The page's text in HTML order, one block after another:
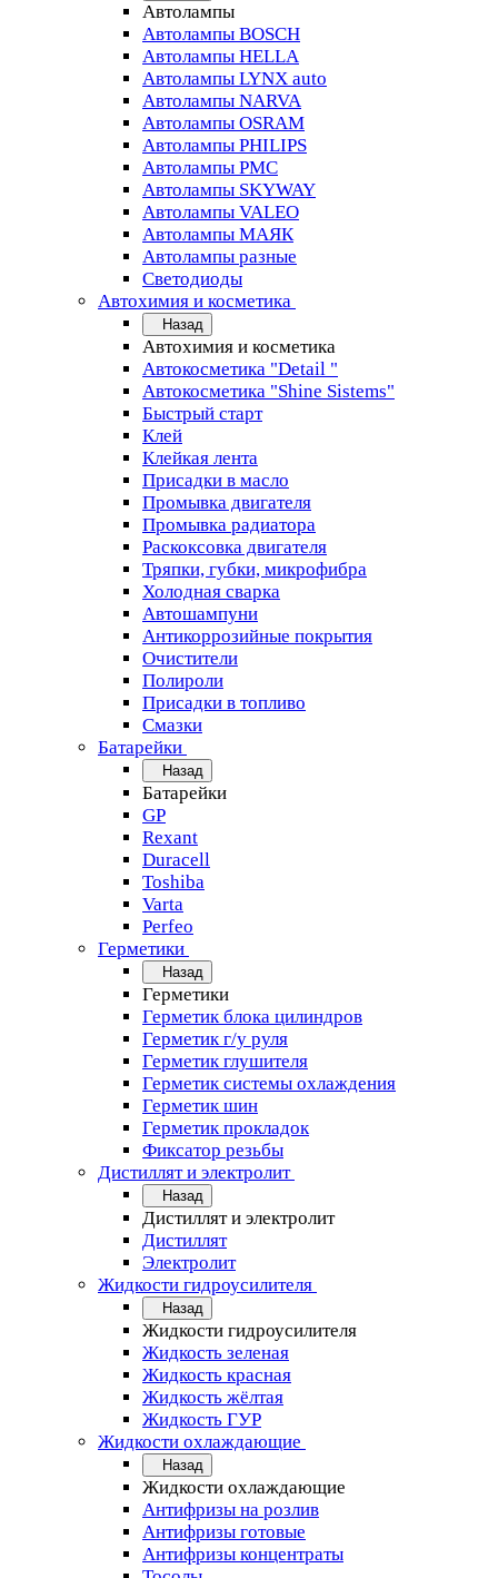
Автолампы
Автолампы BOSCH
Автолампы HELLA
Автолампы LYNX auto
Автолампы NARVA
Автолампы OSRAM
Автолампы PHILIPS
Автолампы PMC
Автолампы SKYWAY
Автолампы VALEO
Автолампы МАЯК
Автолампы разные
Светодиоды
Автохимия и косметика
Назад
Автохимия и косметика
Автокосметика "Detail "
Автокосметика "Shine Sistems"
Быстрый старт
Клей
Клейкая лента
Присадки в масло
Промывка двигателя
Промывка радиатора
Раскоксовка двигателя
Тряпки, губки, микрофибра
Холодная сварка
Автошампуни
Антикоррозийные покрытия
Очистители
Полироли
Присадки в топливо
Смазки
Батарейки
Назад
Батарейки
GP
Rexant
Duracell
Toshiba
Varta
Perfeo
Герметики
Назад
Герметики
Герметик блока цилиндров
Герметик г/у руля
Герметик глушителя
Герметик системы охлаждения
Герметик шин
Герметик прокладок
Фиксатор резьбы
Дистиллят и электролит
Назад
Дистиллят и электролит
Дистиллят
Электролит
Жидкости гидроусилителя
Назад
Жидкости гидроусилителя
Жидкость зеленая
Жидкость красная
Жидкость жёлтая
Жидкость ГУР
Жидкости охлаждающие
Назад
Жидкости охлаждающие
Антифризы на розлив
Антифризы готовые
Антифризы концентраты